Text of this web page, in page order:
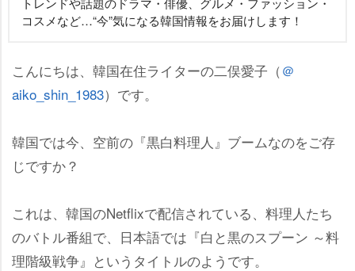
コスメなど…“今”気になる韓国情報をお届けします！
こんにちは、韓国在住ライターの二俣愛子（＠
aiko_shin_1983）です。
韓国では今、空前の『黒白料理人』ブームなのをご存
じですか？
これは、韓国のNetflixで配信されている、料理人たち
のバトル番組で、日本語では『白と黒のスプーン ～料
理階級戦争』というタイトルのようです。